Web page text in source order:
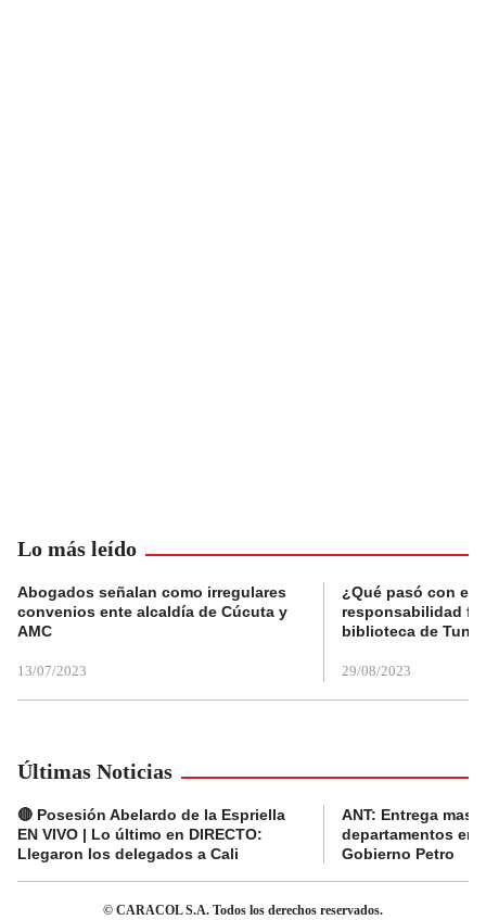
Lo más leído
Abogados señalan como irregulares
convenios ente alcaldía de Cúcuta y
AMC
13/07/2023
¿Qué pasó con el
responsabilidad
biblioteca de
29/08/2023
Últimas Noticias
🔴 Posesión Abelardo de la Espriella
EN VIVO | Lo último en DIRECTO:
Llegaron los delegados a Cali
ANT: Entrega
departamentos en
Gobierno Petro
© CARACOL S.A. Todos los derechos reservados.